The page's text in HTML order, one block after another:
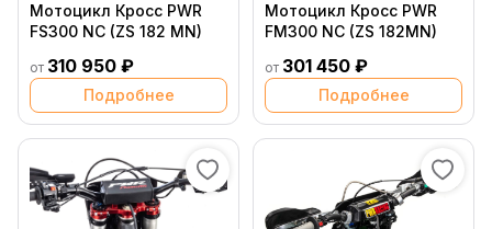
Мотоцикл Кросс PWR
FS300 NC (ZS 182 MN)
от 310 950 ₽
Подробнее
Мотоцикл Кросс PWR
FM300 NC (ZS 182MN)
от 301 450 ₽
Подробнее